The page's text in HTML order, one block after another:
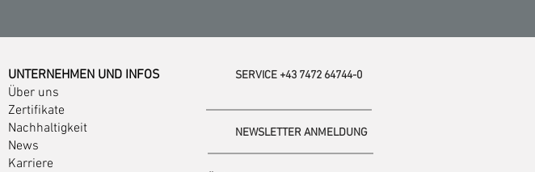
UNTERNEHMEN UND INFOS
Über uns
Zertifikate
Nachhaltigkeit
News
Karriere
SERVICE +43 7472 64744-0
NEWSLETTER ANMELDUNG